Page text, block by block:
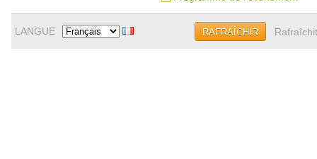
LANGUE RAFRAÎCHIR